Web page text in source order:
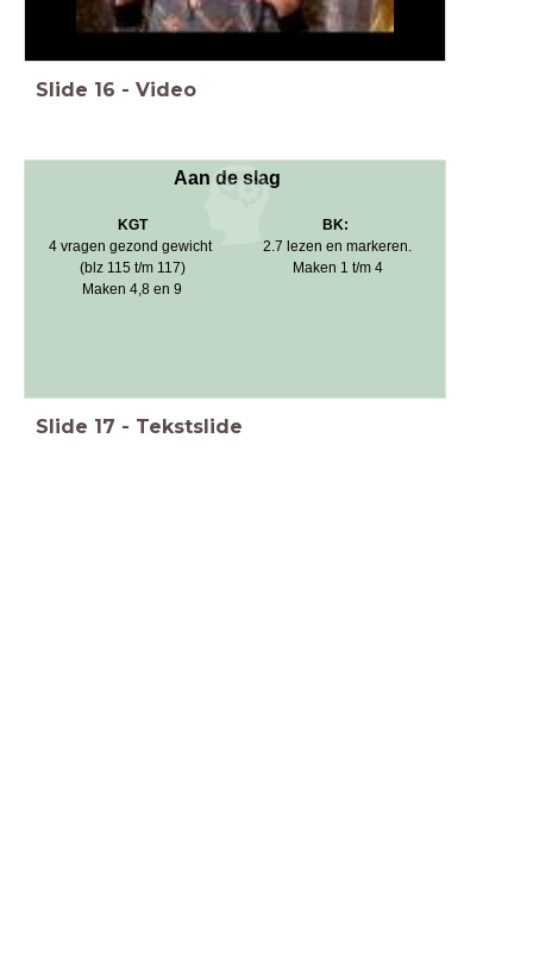
Slide 16 - Video
KGT
4 vragen gezond gewicht
(blz 115 t/m 117)
Maken 4,8 en 9
BK:
2.7 lezen en markeren.
Maken 1 t/m 4
Aan de slag
Slide 17 - Tekstslide